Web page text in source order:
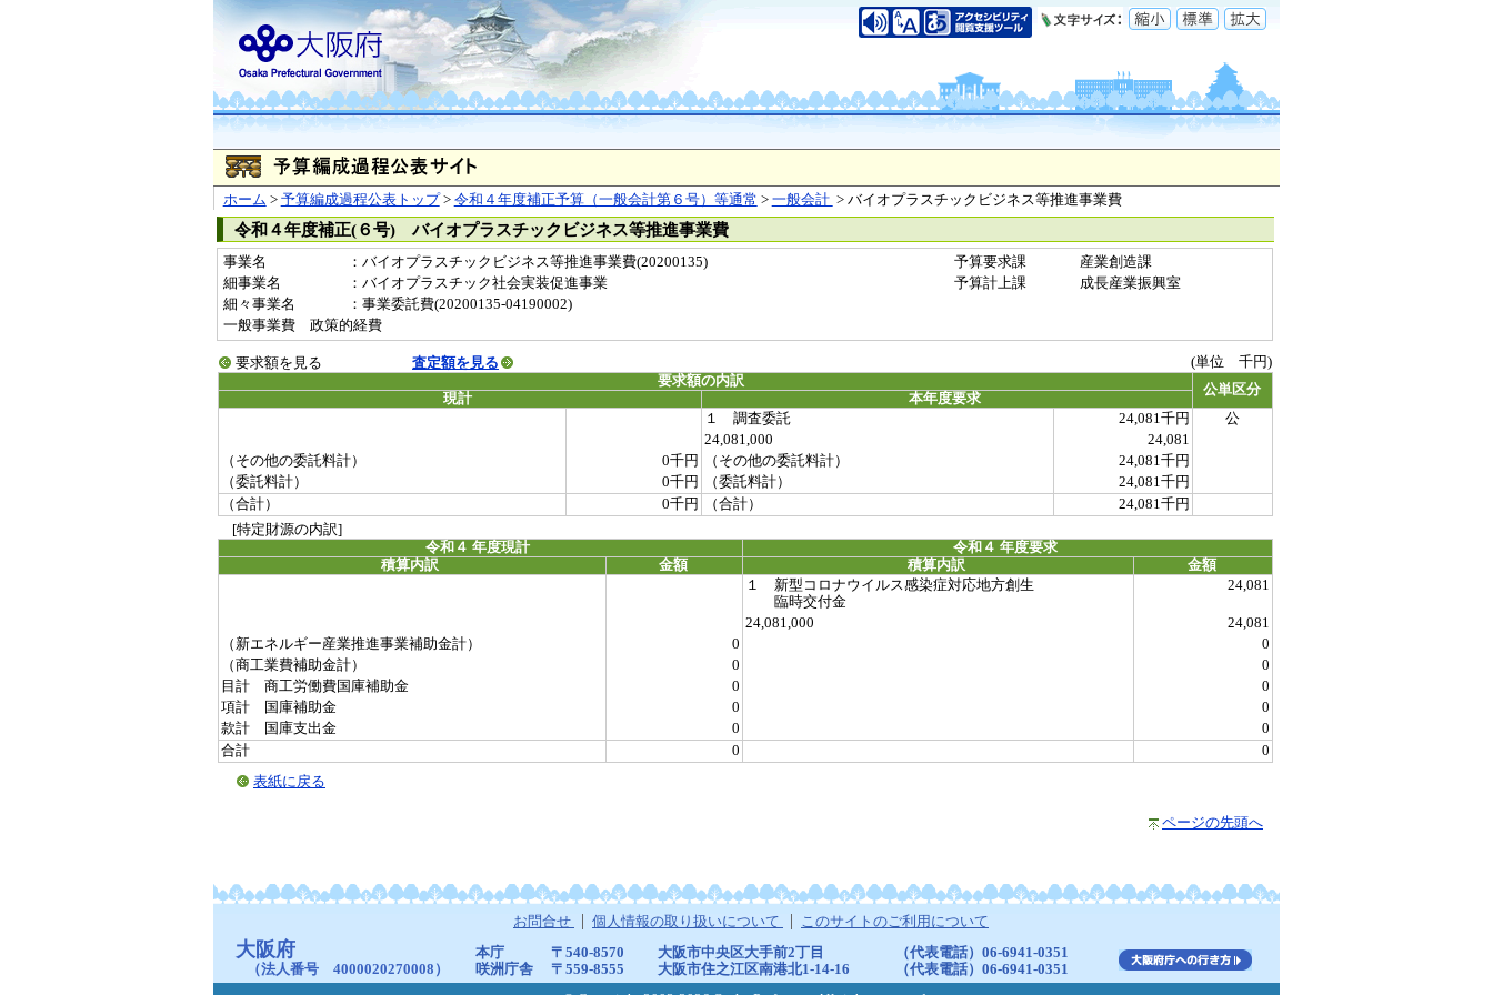
ホーム > 予算編成過程公表トップ> 令和４年度補正予算（一般会計第６号）等通常 > 一般会計 > バイオプラスチックビジネス等推進事業費
令和４年度補正(６号) バイオプラスチックビジネス等推進事業費
事業名 ：バイオプラスチックビジネス等推進事業費(20200135) 予算要求課
産業創造課
細事業名
：バイオプラスチック社会実装促進事業 予算計上課
成長産業振興室
細々事業名
：事業委託費(20200135-04190002)
一般事業費 政策的経費
要求額を見る 査定額を見る
(単位 千円)
要求額の内訳
公単区分
現計
本年度要求
１ 調査委託
24,081千円
公
24,081,000
24,081
（その他の委託料計）
0千円 （その他の委託料計）
24,081千円
（委託料計）
0千円 （委託料計）
24,081千円
（合計）
0千円 （合計）
24,081千円
[特定財源の内訳]
令和４ 年度現計
令和４ 年度要求
積算内訳
金額 積算内訳
金額
１ 新型コロナウイルス感染症対応地方創生
臨時交付金
24,081
24,081,000
24,081
（新エネルギー産業推進事業補助金計）
0
0
（商工業費補助金計）
0
0
目計 商工労働費国庫補助金
0
0
項計 国庫補助金
0
0
款計 国庫支出金
0
0
合計
0
0
表紙に戻る
ページの先頭へ
お問合せ 個人情報の取り扱いについて このサイトのご利用について
大阪府
（法人番号 4000020270008）
本庁 〒540-8570 大阪市中央区大手前2丁目
（代表電話）06-6941-0351
咲洲庁舎
〒559-8555 大阪市住之江区南港北1-14-16
（代表電話）06-6941-0351